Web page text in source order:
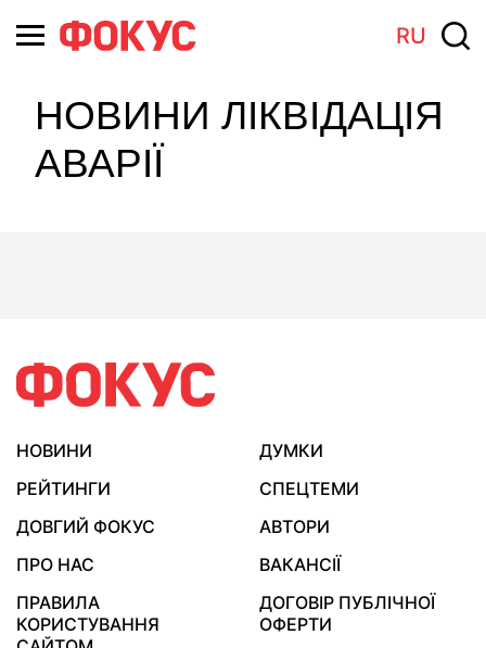
RU
НОВИНИ ЛІКВІДАЦІЯ
АВАРІЇ
НОВИНИ
ДУМКИ
РЕЙТИНГИ
СПЕЦТЕМИ
ДОВГИЙ ФОКУС
АВТОРИ
ПРО НАС
ВАКАНСІЇ
ПРАВИЛА
КОРИСТУВАННЯ
ДОГОВІР ПУБЛІЧНОЇ
ОФЕРТИ